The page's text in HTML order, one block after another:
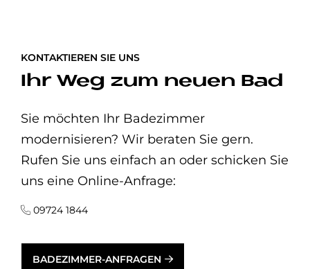
KONTAKTIEREN SIE UNS
Ihr Weg zum neuen Bad
Sie möchten Ihr Badezimmer
modernisieren? Wir beraten Sie gern.
Rufen Sie uns einfach an oder schicken Sie
uns eine Online-Anfrage:
09724 1844
BADEZIMMER-ANFRAGEN